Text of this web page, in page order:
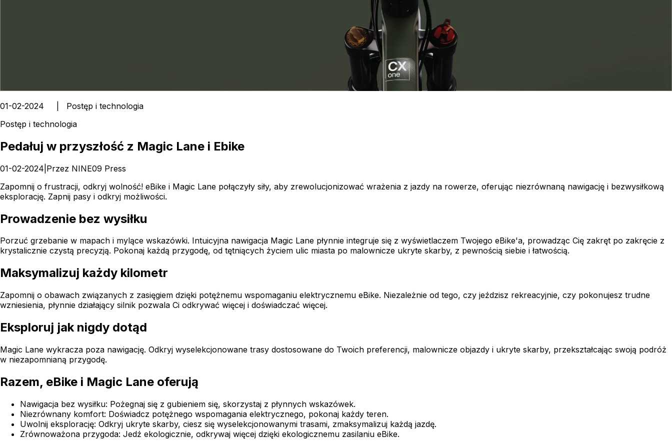
01-02-2024
Postęp i technologia
Postęp i technologia
Pedałuj w przyszłość z Magic Lane i Ebike
01-02-2024 Przez NINE09 Press
Zapomnij o frustracji, odkryj wolność! eBike i Magic Lane połączyły siły, aby zrewolucjonizować wrażenia z jazdy na rowerze, oferując niezrównaną nawigację i bezwysiłkową
eksplorację. Zapnij pasy i odkryj możliwości.
Prowadzenie bez wysiłku
Porzuć grzebanie w mapach i mylące wskazówki. Intuicyjna nawigacja Magic Lane płynnie integruje się z wyświetlaczem Twojego eBike'a, prowadząc Cię zakręt po zakręcie z
krystalicznie czystą precyzją. Pokonaj każdą przygodę, od tętniących życiem ulic miasta po malownicze ukryte skarby, z pewnością siebie i łatwością.
Maksymalizuj każdy kilometr
Zapomnij o obawach związanych z zasięgiem dzięki potężnemu wspomaganiu elektrycznemu eBike. Niezależnie od tego, czy jeździsz rekreacyjnie, czy pokonujesz trudne
wzniesienia, płynnie działający silnik pozwala Ci odkrywać więcej i doświadczać więcej.
Eksploruj jak nigdy dotąd
Magic Lane wykracza poza nawigację. Odkryj wyselekcjonowane trasy dostosowane do Twoich preferencji, malownicze objazdy i ukryte skarby, przekształcając swoją podróż
w niezapomnianą przygodę.
Razem, eBike i Magic Lane oferują
Nawigacja bez wysiłku: Pożegnaj się z gubieniem się, skorzystaj z płynnych wskazówek.
Niezrównany komfort: Doświadcz potężnego wspomagania elektrycznego, pokonaj każdy teren.
Uwolnij eksplorację: Odkryj ukryte skarby, ciesz się wyselekcjonowanymi trasami, zmaksymalizuj każdą jazdę.
Zrównoważona przygoda: Jedź ekologicznie, odkrywaj więcej dzięki ekologicznemu zasilaniu eBike.